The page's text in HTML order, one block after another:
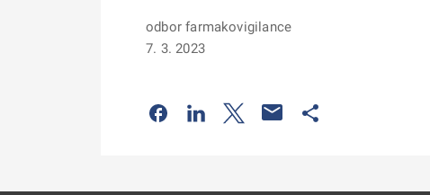
odbor farmakovigilance
7. 3. 2023
Odkaz se otevře na nové kartě
Odkaz se otevře na nové kartě
Odkaz se otevře na nové